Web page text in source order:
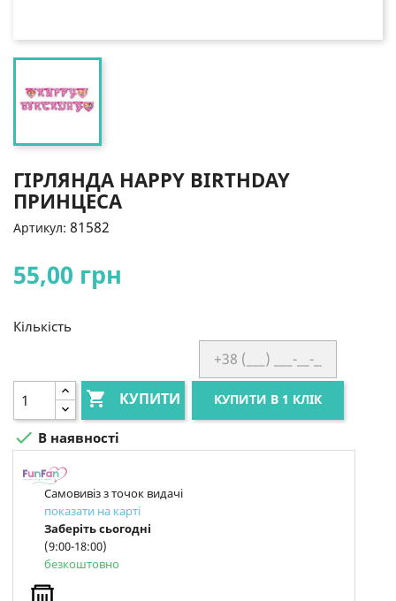
ГІРЛЯНДА HAPPY BIRTHDAY
ПРИНЦЕСА
Артикул: 81582
55,00 грн
Кількість
 КУПИТИ КУПИТИ В 1 КЛІК
 В наявності
Самовивіз з точок видачі
показати на карті
Заберіть сьогодні
(9:00-18:00)
безкоштовно